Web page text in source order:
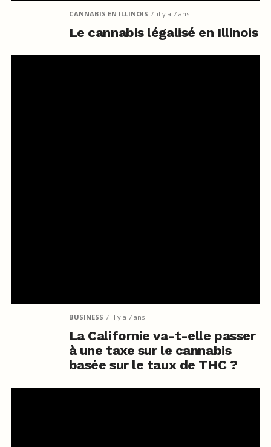
CANNABIS EN ILLINOIS il y a 7 ans
Le cannabis légalisé en Illinois
BUSINESS il y a 7 ans
La Californie va-t-elle passer
à une taxe sur le cannabis
basée sur le taux de THC ?